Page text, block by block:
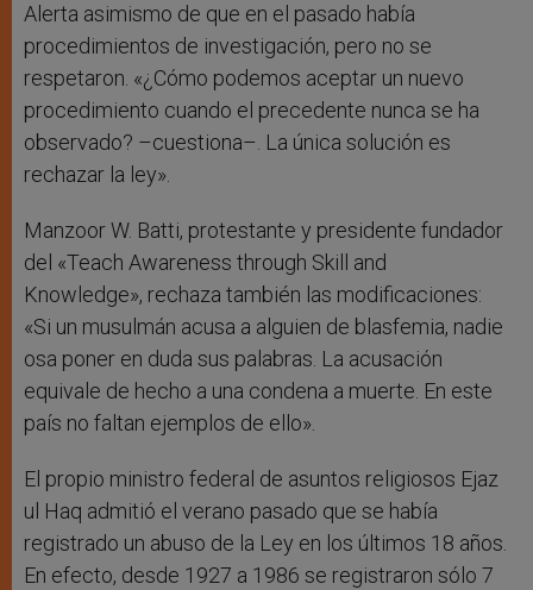
Alerta asimismo de que en el pasado había
procedimientos de investigación, pero no se
respetaron. «¿Cómo podemos aceptar un nuevo
procedimiento cuando el precedente nunca se ha
observado? –cuestiona–. La única solución es
rechazar la ley».
Manzoor W. Batti, protestante y presidente fundador
del «Teach Awareness through Skill and
Knowledge», rechaza también las modificaciones:
«Si un musulmán acusa a alguien de blasfemia, nadie
osa poner en duda sus palabras. La acusación
equivale de hecho a una condena a muerte. En este
país no faltan ejemplos de ello».
El propio ministro federal de asuntos religiosos Ejaz
ul Haq admitió el verano pasado que se había
registrado un abuso de la Ley en los últimos 18 años.
En efecto, desde 1927 a 1986 se registraron sólo 7